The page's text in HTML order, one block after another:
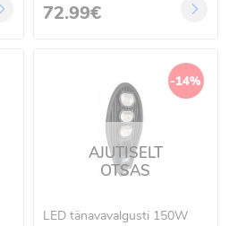
72.99€
-14%
AJUTISELT
OTSAS
LED tänavavalgusti 150W